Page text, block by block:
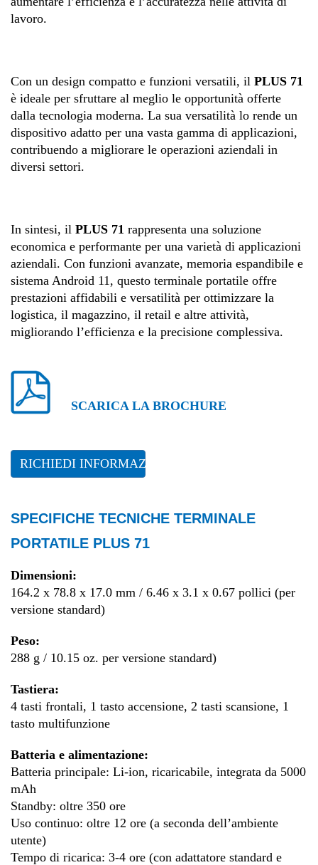
lavoro.
Con un design compatto e funzioni versatili, il PLUS 71
è ideale per sfruttare al meglio le opportunità offerte
dalla tecnologia moderna. La sua versatilità lo rende un
dispositivo adatto per una vasta gamma di applicazioni,
contribuendo a migliorare le operazioni aziendali in
diversi settori.
In sintesi, il PLUS 71 rappresenta una soluzione
economica e performante per una varietà di applicazioni
aziendali. Con funzioni avanzate, memoria espandibile e
sistema Android 11, questo terminale portatile offre
prestazioni affidabili e versatilità per ottimizzare la
logistica, il magazzino, il retail e altre attività,
migliorando l’efficienza e la precisione complessiva.
SCARICA LA BROCHURE
RICHIEDI INFORMAZIONI
SPECIFICHE TECNICHE TERMINALE
PORTATILE PLUS 71
Dimensioni:
164.2 x 78.8 x 17.0 mm / 6.46 x 3.1 x 0.67 pollici (per
versione standard)
Peso:
288 g / 10.15 oz. per versione standard)
Tastiera:
4 tasti frontali, 1 tasto accensione, 2 tasti scansione, 1
tasto multifunzione
Batteria e alimentazione:
Batteria principale: Li-ion, ricaricabile, integrata da 5000
mAh
Standby: oltre 350 ore
Uso continuo: oltre 12 ore (a seconda dell’ambiente
utente)
Tempo di ricarica: 3-4 ore (con adattatore standard e